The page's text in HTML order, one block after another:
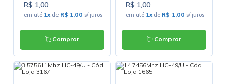
R$ 1,00
em até 1x de R$ 1,00 s/ juros
Comprar
R$ 1,00
em até 1x de R$ 1,00 s/ juros
Comprar